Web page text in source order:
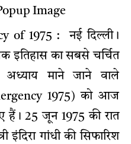
of 1975 : नई दिल्ली।
इतिहास का सबसे चर्चित
अध्याय माने जाने वाले
1975) को आज
हैं। 25 जून 1975 की रात
इंदिरा गांधी की सिफारिश